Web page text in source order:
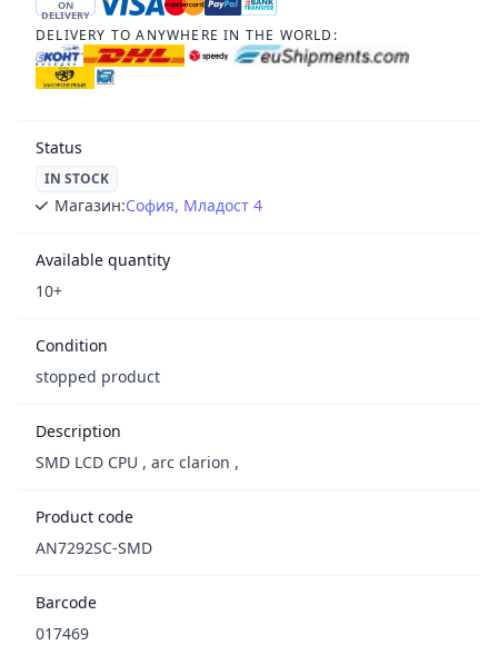
ON
DELIVERY
DELIVERY TO ANYWHERE IN THE WORLD:
Status
IN STOCK
Магазин:София, Младост 4
Available quantity
10+
Condition
stopped product
Description
SMD LCD CPU , arc clarion ,
Product code
AN7292SC-SMD
Barcode
017469